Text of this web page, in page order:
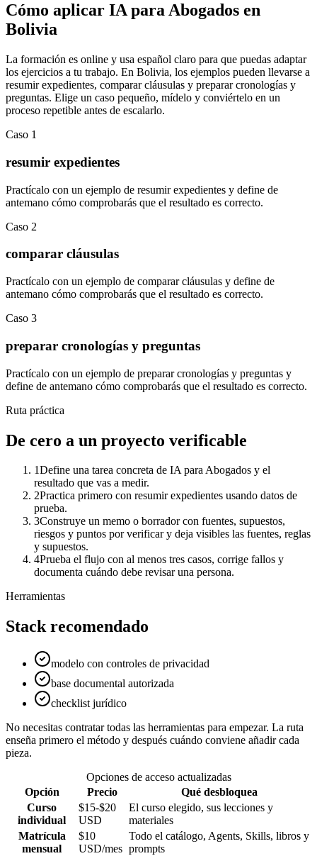
Cómo aplicar IA para Abogados en
Bolivia
La formación es online y usa español claro para que puedas adaptar
los ejercicios a tu trabajo. En Bolivia, los ejemplos pueden llevarse a
resumir expedientes, comparar cláusulas y preparar cronologías y
preguntas. Elige un caso pequeño, mídelo y conviértelo en un
proceso repetible antes de escalarlo.
Caso 1
resumir expedientes
Practícalo con un ejemplo de resumir expedientes y define de
antemano cómo comprobarás que el resultado es correcto.
Caso 2
comparar cláusulas
Practícalo con un ejemplo de comparar cláusulas y define de
antemano cómo comprobarás que el resultado es correcto.
Caso 3
preparar cronologías y preguntas
Practícalo con un ejemplo de preparar cronologías y preguntas y
define de antemano cómo comprobarás que el resultado es correcto.
Ruta práctica
De cero a un proyecto verificable
1Define una tarea concreta de IA para Abogados y el
resultado que vas a medir.
2Practica primero con resumir expedientes usando datos de
prueba.
3Construye un memo o borrador con fuentes, supuestos,
riesgos y puntos por verificar y deja visibles las fuentes, reglas
y supuestos.
4Prueba el flujo con al menos tres casos, corrige fallos y
documenta cuándo debe revisar una persona.
Herramientas
Stack recomendado
modelo con controles de privacidad
base documental autorizada
checklist jurídico
No necesitas contratar todas las herramientas para empezar. La ruta
enseña primero el método y después cuándo conviene añadir cada
pieza.
Opciones de acceso actualizadas
Opción
Precio
Qué desbloquea
Curso
individual
$15-$20
USD
El curso elegido, sus lecciones y
materiales
Matrícula
mensual
$10
USD/mes
Todo el catálogo, Agents, Skills, libros y
prompts